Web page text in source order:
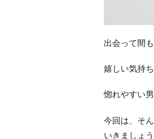
出会って間
嬉しい気持
惚れやすい
今回は、そ
いきましょう